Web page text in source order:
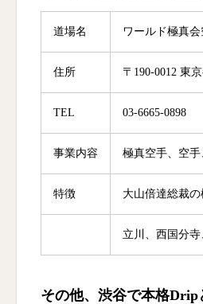
道場名 ワールド極真
住所 〒190-0012 東
TEL 03-6665-0898
事業内容 極真空手、空
特徴 大山倍達総裁
立川、西国分
その他、渋谷で本格Drip